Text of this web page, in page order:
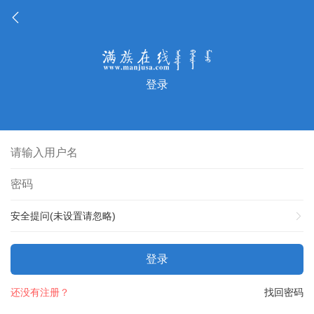
登录
安全提问(未设置请忽略)
登录
找回密码
还没有注册？